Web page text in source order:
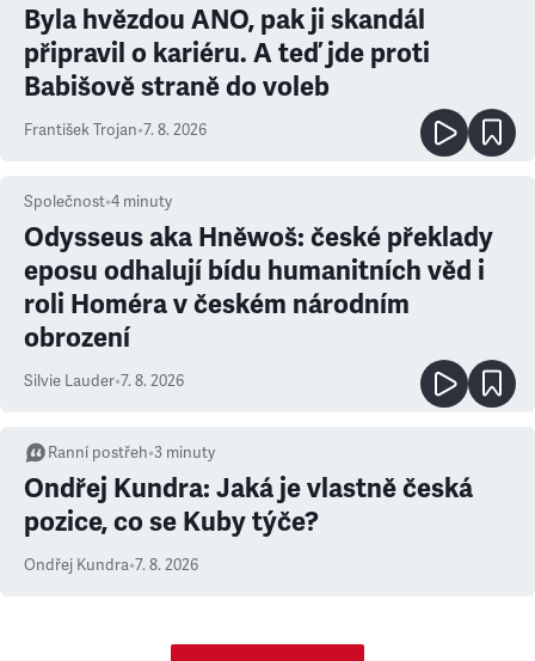
Byla hvězdou ANO, pak ji skandál
připravil o kariéru. A teď jde proti
Babišově straně do voleb
František Trojan•7. 8. 2026
Společnost•4 minuty
Odysseus aka Hněwoš: české překlady
eposu odhalují bídu humanitních věd i
roli Homéra v českém národním
obrození
Silvie Lauder•7. 8. 2026
Ranní postřeh•3 minuty
Ondřej Kundra: Jaká je vlastně česká
pozice, co se Kuby týče?
Ondřej Kundra•7. 8. 2026